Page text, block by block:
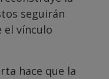
seguirán
el vínculo
hace que la